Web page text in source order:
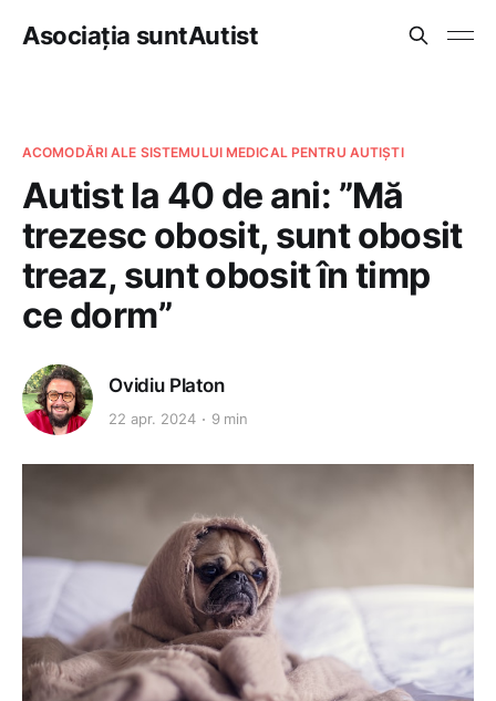
Asociația suntAutist
ACOMODĂRI ALE SISTEMULUI MEDICAL PENTRU AUTIȘTI
Autist la 40 de ani: ”Mă
trezesc obosit, sunt obosit
treaz, sunt obosit în timp
ce dorm”
Ovidiu Platon
22 apr. 2024 9 min